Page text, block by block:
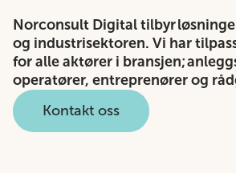
Norconsult Digital tilbyr
og industrisektoren. Vi har
for alle aktører i bransjen;
operatører, entreprenører og
Kontakt oss